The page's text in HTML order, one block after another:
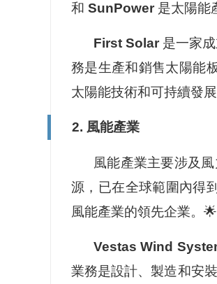
和 SunPower 是太陽能
First Solar 是一家
務是生產和銷售太陽能
太陽能技術和可持續發
2. 風能產業
風能產業主要涉及
源，已在全球範圍內得
風能產業的領先企業。🌟
Vestas Wind
業務是設計、製造和安